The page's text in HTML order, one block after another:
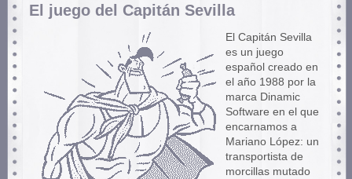
El juego del Capitán Sevilla
El Capitán Sevilla
es un juego
español creado en
el año 1988 por la
marca Dinamic
Software en el que
encarnamos a
Mariano López: un
transportista de
morcillas mutado